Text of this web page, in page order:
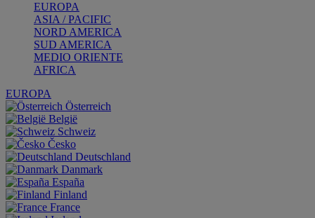
EUROPA
ASIA / PACIFIC
NORD AMERICA
SUD AMERICA
MEDIO ORIENTE
AFRICA
EUROPA
Österreich
België
Schweiz
Česko
Deutschland
Danmark
España
Finland
France